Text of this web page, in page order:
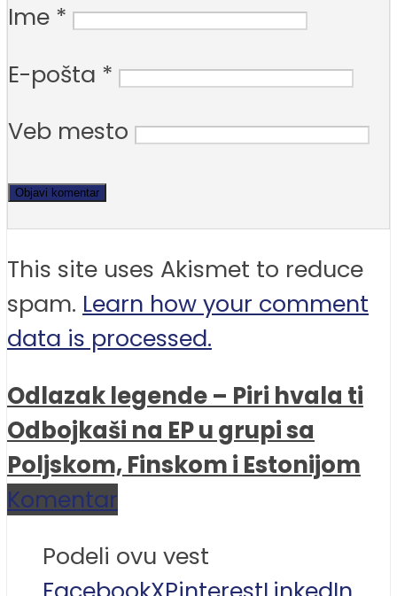
Ime *
E-pošta *
Veb mesto
This site uses Akismet to reduce
spam. Learn how your comment
data is processed.
Odlazak legende – Piri hvala ti
Odbojkaši na EP u grupi sa
Poljskom, Finskom i Estonijom
Komentar
Podeli ovu vest